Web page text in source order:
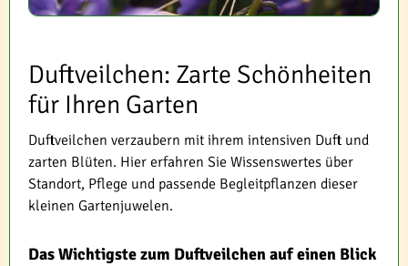
Duftveilchen: Zarte Schönheiten
für Ihren Garten
Duftveilchen verzaubern mit ihrem intensiven Duft und
zarten Blüten. Hier erfahren Sie Wissenswertes über
Standort, Pflege und passende Begleitpflanzen dieser
kleinen Gartenjuwelen.
Das Wichtigste zum Duftveilchen auf einen Blick